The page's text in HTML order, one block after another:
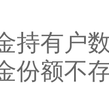
持有户
份额不